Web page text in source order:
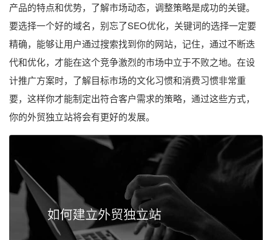
产品的特点和优势，了解市场动态，调整策略是成功的关键。
要选择一个好的域名，别忘了SEO优化，关键词的选择一定要
精确，能够让用户通过搜索找到你的网站，记住，通过不断迭
代和优化，才能在这个竞争激烈的市场中立于不败之地。在设
计推广方案时，了解目标市场的文化习惯和消费习惯非常重
要，这样你才能制定出符合客户需求的策略，通过这些方式，
你的外贸独立站将会有更好的发展。